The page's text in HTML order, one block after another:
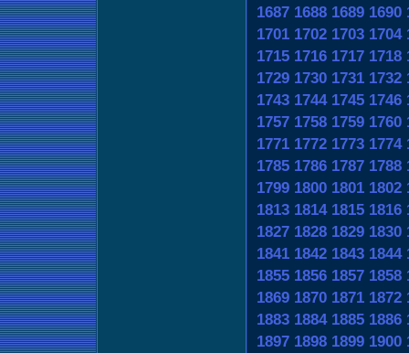
1687 1688 1689 1690
1701 1702 1703 1704
1715 1716 1717 1718
1729 1730 1731 1732
1743 1744 1745 1746
1757 1758 1759 1760
1771 1772 1773 1774
1785 1786 1787 1788
1799 1800 1801 1802
1813 1814 1815 1816
1827 1828 1829 1830
1841 1842 1843 1844
1855 1856 1857 1858
1869 1870 1871 1872
1883 1884 1885 1886
1897 1898 1899 1900